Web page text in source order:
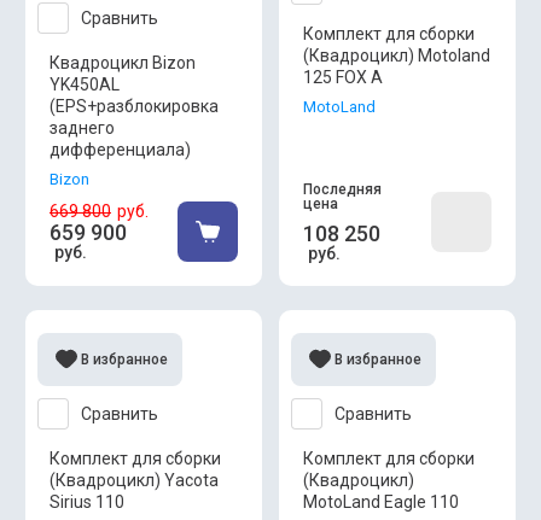
Сравнить
Квадроцикл Bizon
YK450AL
(EPS+разблокировка
заднего
дифференциала)
Bizon
669 800 руб.
659 900
руб.
Комплект для сборки
(Квадроцикл) Motoland
125 FOX A
MotoLand
Последняя
цена
108 250
руб.
Сравнить
В избранное
Комплект для сборки
(Квадроцикл) Yacota
Sirius 110
Сравнить
В избранное
Комплект для сборки
(Квадроцикл)
MotoLand Eagle 110